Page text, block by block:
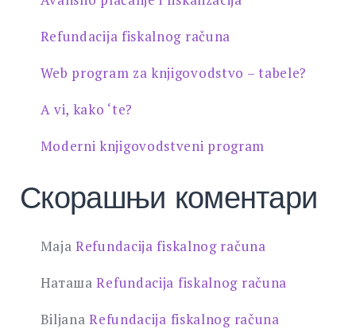
Refundacija fiskalnog računa
Web program za knjigovodstvo – tabele?
A vi, kako ‘te?
Moderni knjigovodstveni program
Скорашњи коментари
Maja Refundacija fiskalnog računa
Наташа Refundacija fiskalnog računa
Biljana Refundacija fiskalnog računa